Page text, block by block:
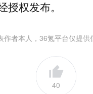
授权发布。
作者本人，36氪平台仅提供
40